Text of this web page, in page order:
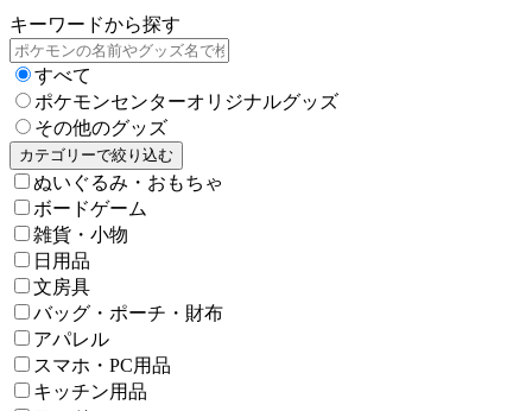
キーワードから探す
すべて
ポケモンセンターオリジナルグッズ
その他のグッズ
カテゴリーで絞り込む
ぬいぐるみ・おもちゃ
ボードゲーム
雑貨・小物
日用品
文房具
バッグ・ポーチ・財布
アパレル
スマホ・PC用品
キッチン用品